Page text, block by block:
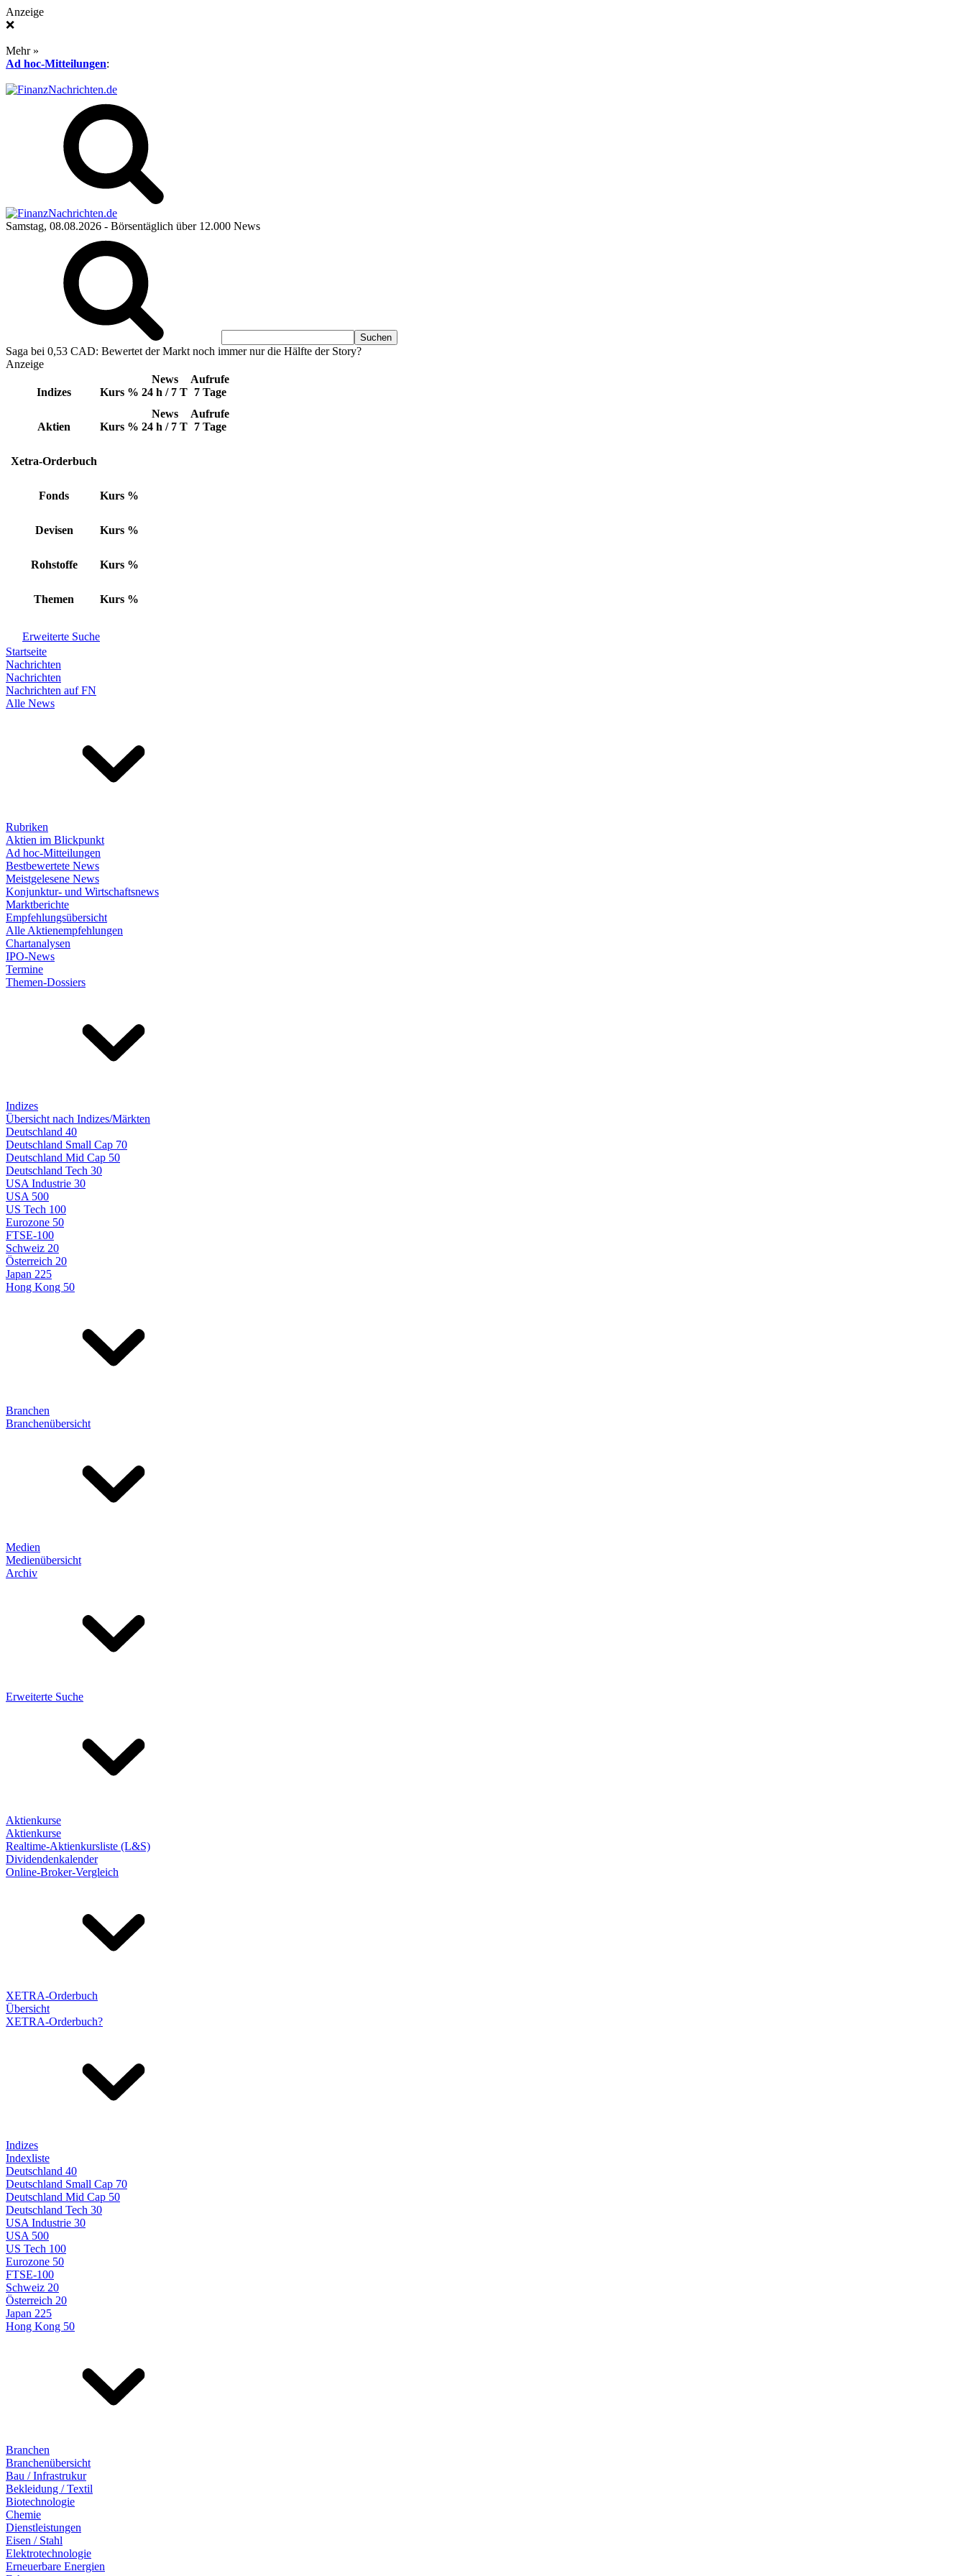
Anzeige
❌
Mehr »
Ad hoc-Mitteilungen:
Samstag, 08.08.2026 - Börsentäglich über 12.000 News
Saga bei 0,53 CAD: Bewertet der Markt noch immer nur die Hälfte der Story?
Anzeige
Indizes Kurs %
News
24 h / 7 T
Aufrufe
7 Tage
Aktien Kurs %
News
24 h / 7 T
Aufrufe
7 Tage
Xetra-Orderbuch
Fonds Kurs %
Devisen Kurs %
Rohstoffe Kurs %
Themen Kurs %
Erweiterte Suche
Startseite
Nachrichten
Nachrichten
Nachrichten auf FN
Alle News
Rubriken
Aktien im Blickpunkt
Ad hoc-Mitteilungen
Bestbewertete News
Meistgelesene News
Konjunktur- und Wirtschaftsnews
Marktberichte
Empfehlungsübersicht
Alle Aktienempfehlungen
Chartanalysen
IPO-News
Termine
Themen-Dossiers
Indizes
Übersicht nach Indizes/Märkten
Deutschland 40
Deutschland Small Cap 70
Deutschland Mid Cap 50
Deutschland Tech 30
USA Industrie 30
USA 500
US Tech 100
Eurozone 50
FTSE-100
Schweiz 20
Österreich 20
Japan 225
Hong Kong 50
Branchen
Branchenübersicht
Medien
Medienübersicht
Archiv
Erweiterte Suche
Aktienkurse
Aktienkurse
Realtime-Aktienkursliste (L&S)
Dividendenkalender
Online-Broker-Vergleich
XETRA-Orderbuch
Übersicht
XETRA-Orderbuch?
Indizes
Indexliste
Deutschland 40
Deutschland Small Cap 70
Deutschland Mid Cap 50
Deutschland Tech 30
USA Industrie 30
USA 500
US Tech 100
Eurozone 50
FTSE-100
Schweiz 20
Österreich 20
Japan 225
Hong Kong 50
Branchen
Branchenübersicht
Bau / Infrastrukur
Bekleidung / Textil
Biotechnologie
Chemie
Dienstleistungen
Eisen / Stahl
Elektrotechnologie
Erneuerbare Energien